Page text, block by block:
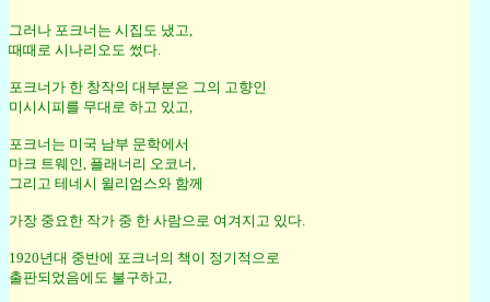
그러나 포크너는 시집도 냈고,
때때로 시나리오도 썼다.
포크너가 한 창작의 대부분은 그의 고향인
미시시피를 무대로 하고 있고,
포크너는 미국 남부 문학에서
마크 트웨인, 플래너리 오코너,
그리고 테네시 윌리엄스와 함께
가장 중요한 작가 중 한 사람으로 여겨지고 있다.
1920년대 중반에 포크너의 책이 정기적으로
출판되었음에도 불구하고,